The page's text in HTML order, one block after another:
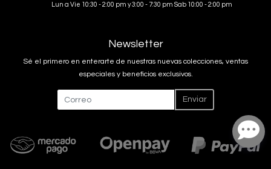
Lun a Vie 10:30 - 2:00 pm y 3:00 - 7:30 pm Sab 10:00 - 2:00 pm
Newsletter
Sé el primero en enterarte de nuestras nuevas colecciones, ventas
especiales y beneficios exclusivos.
Enviar